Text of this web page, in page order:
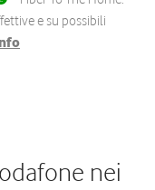
e su possibili
nei